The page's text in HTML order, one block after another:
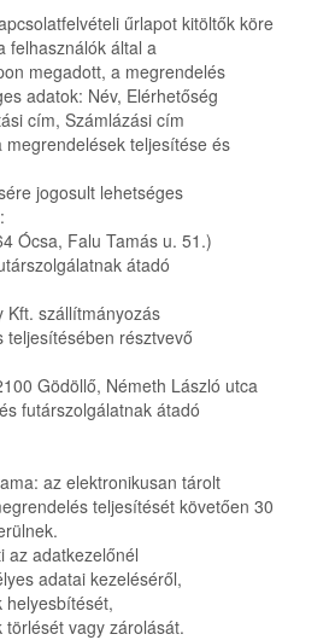
űrlapot kitöltők köre
felhasználók által a
megadott, a megrendelés
adatok: Név, Elérhetőség
cím, Számlázási cím
megrendelések teljesítése és
jogosult lehetséges
Ócsa, Falu Tamás u. 51.)
átadó
Kft. szállítmányozás
teljesítésében résztvevő
Gödöllő, Németh László utca
futárszolgálatnak átadó
az elektronikusan tárolt
teljesítését követően 30
az adatkezelőnél
adatai kezeléséről,
helyesbítését,
vagy zárolását.